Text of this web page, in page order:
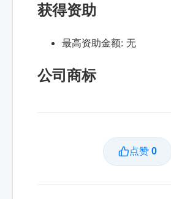
获得资助
最高资助金额: 无
公司商标
点赞 0